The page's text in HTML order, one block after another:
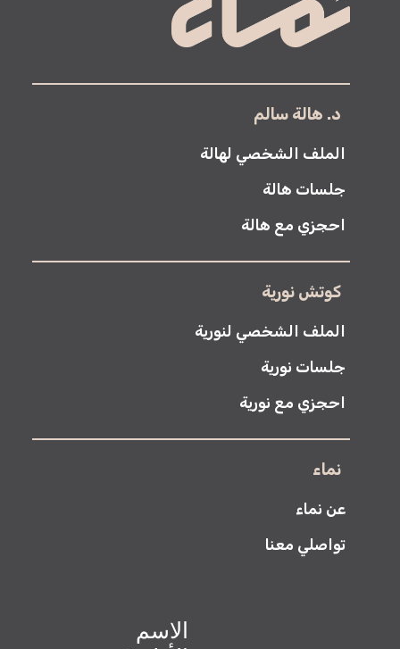
د. هالة سالم
الملف الشخصي لهالة
جلسات هالة
احجزي مع هالة
كوتش نورية
الملف الشخصي لنورية
جلسات نورية
احجزي مع نورية
نماء
عن نماء
تواصلي معنا
الاسم